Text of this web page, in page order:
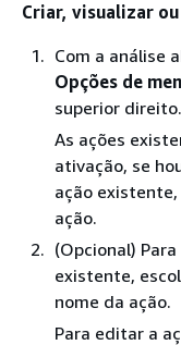
Criar, visualizar
Com a análise
Opções de
superior direito.
As ações
ativação, se
ação
ação.
(Opcional)
existente,
nome da ação.
Para editar a